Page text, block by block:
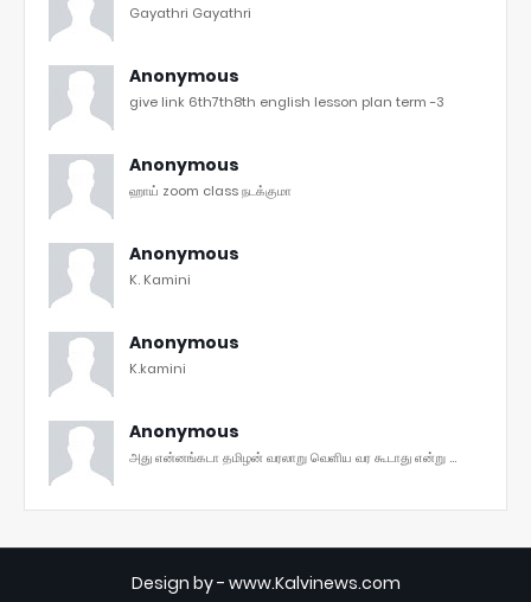
Gayathri Gayathri
Anonymous
give link 6th7th8th english lesson plan term -3
Anonymous
ஹாய் zoom class நடக்குமா
Anonymous
K. Kamini
Anonymous
K.kamini
Anonymous
அது என்னங்கடா தமிழன் வரலாறு வெளிய வர கூடாது என்று ...
Design by - www.Kalvinews.com